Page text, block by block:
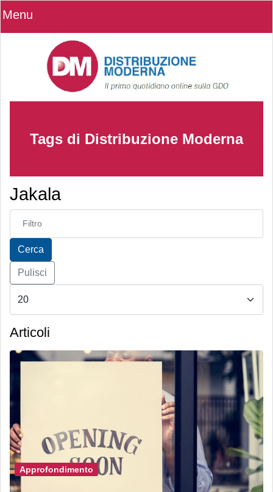
Menu
Tags di Distribuzione Moderna
Jakala
Inserisci parte del titolo
Cerca
Pulisci
Articoli
Approfondimento